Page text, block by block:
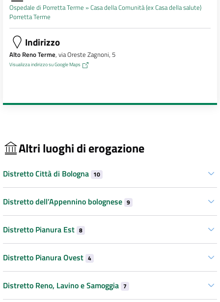
Ospedale di Porretta Terme »Casa della Comunità (ex Casa della salute)
Porretta Terme
Indirizzo
Alto Reno Terme, via Oreste Zagnoni, 5
Visualizza indirizzo su Google Maps
Altri luoghi di erogazione
Distretto Città di Bologna 10
Distretto dell’Appennino bolognese 9
Distretto Pianura Est 8
Distretto Pianura Ovest 4
Distretto Reno, Lavino e Samoggia 7